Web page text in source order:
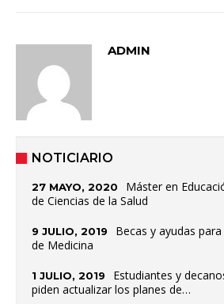
ADMIN
NOTICIARIO
27 MAYO, 2020
Máster en
de Ciencias de la Salud
9 JULIO, 2019
Becas y ayudas
de Medicina
1 JULIO, 2019
Estudiantes y
piden actualizar los planes de…